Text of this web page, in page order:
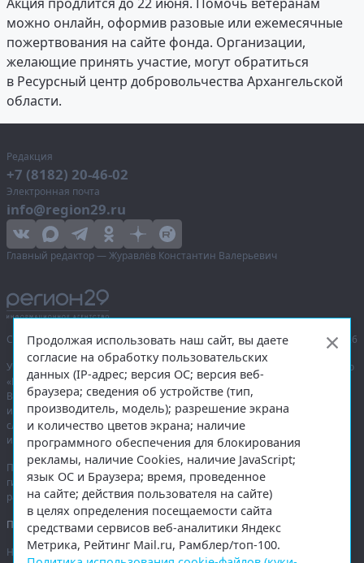
можно онлайн, оформив разовые или ежемесячные
пожертвования на сайте фонда. Организации,
желающие принять участие, могут обратиться
в Ресурсный центр добровольчества Архангельской
области.
Редакция
+7 (8182) 20-46-02
Электронная почта
info@region29.ru
Главный редактор — Журавлёв Константин Валерьевич
Сетевое издание «Информационное агентство Регион 29»,
© 2016–2026
Учредитель — общество с ограниченной ответственностью «Агентство
«Правда Севера».
Выписка из реестра зарегистрированных средств массовой
информации:ЭЛ № ФС 77-74226от 09.11.2018 выдано Федеральной
службой по надзору в сфере связи, информационных технологий
и массовых коммуникаций (Роскомнадзор).
При полном или частичном использовании любых материалов
гиперссылка на region29.ruобязательна. Копирование материалов без
разрешения администрации сайта запрещено.
Правовая информация.
На информационном ресурсе применяютсярекомендательные
Продолжая использовать наш сайт, вы даете
согласие на обработку пользовательских
данных (IP-адрес; версия ОС; версия веб-
браузера; сведения об устройстве (тип,
производитель, модель); разрешение экрана
и количество цветов экрана; наличие
программного обеспечения для блокирования
рекламы, наличие Cookies, наличие JavaScript;
язык ОС и Браузера; время, проведенное
на сайте; действия пользователя на сайте)
в целях определения посещаемости сайта
средствами сервисов веб-аналитики Яндекс
Метрика, Рейтинг Mail.ru, Рамблер/топ-100.